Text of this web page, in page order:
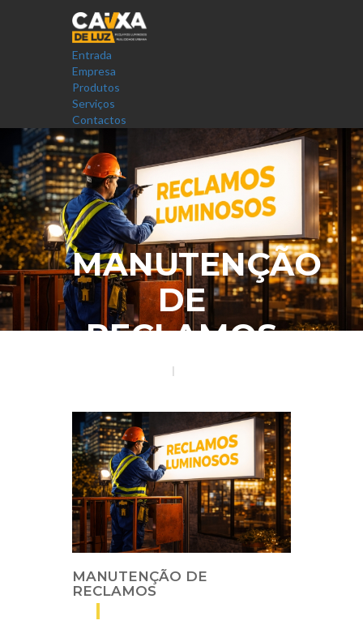
Entrada
Empresa
Produtos
Serviços
Contactos
MANUTENÇÃO
DE
RECLAMOS
|
MANUTENÇÃO DE
RECLAMOS